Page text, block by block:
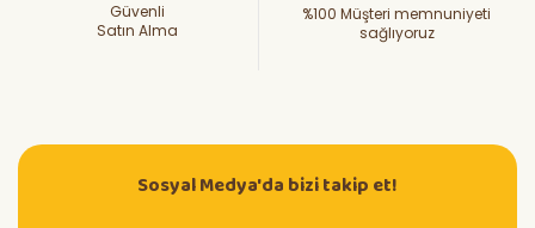
Güvenli
Satın Alma
%100 Müşteri memnuniyeti
sağlıyoruz
Sosyal Medya'da bizi takip et!